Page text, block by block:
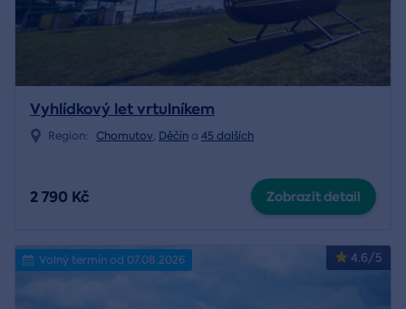
Vyhlídkový let vrtulníkem
Region: Chomutov, Děčín a 45 dalších
2 790 Kč Zobrazit detail
4.6/5
Volný termín od 07.08.2026